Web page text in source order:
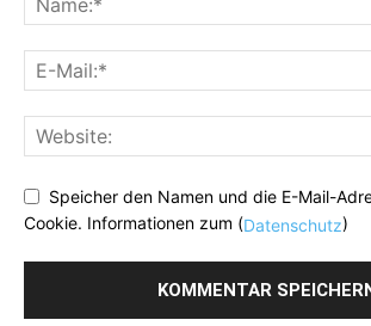
Speicher den Namen und die E-Mail-
Cookie. Informationen zum (Datenschutz)